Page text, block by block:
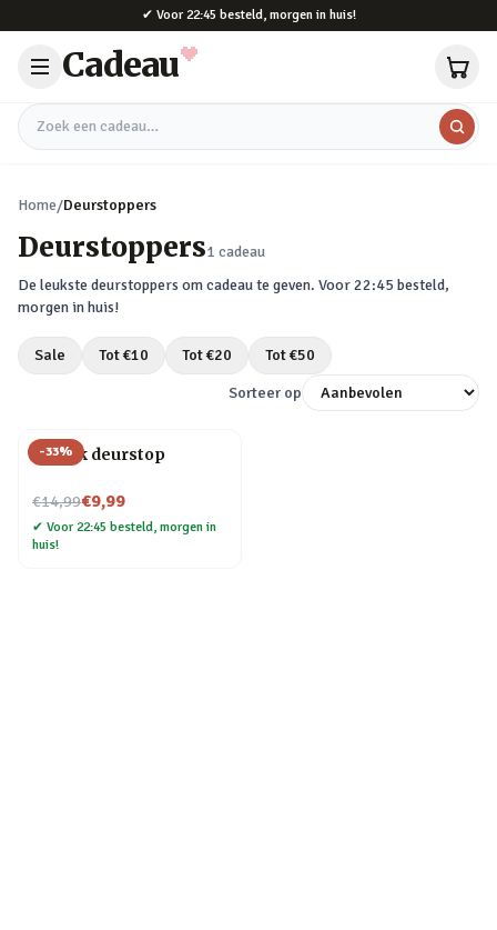
✔ Voor 22:45 besteld, morgen in huis!
Cadeau
Zoek een cadeau
Home/Deurstoppers
Deurstoppers1 cadeau
De leukste deurstoppers om cadeau te geven. Voor 22:45 besteld,
morgen in huis!
Sale Tot €10 Tot €20 Tot €50
Sorteer op
-33%
Balzak deurstop
€14,99
Nu voor€9,99
✔ Voor 22:45 besteld, morgen in
huis!